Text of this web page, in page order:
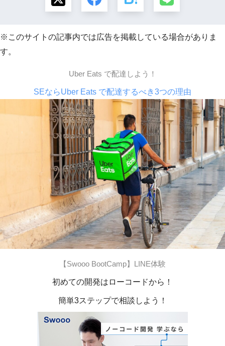
※このサイトの記事内では広告を掲載している場合がありま
す。
Uber Eats で配達しよう！
SEならUber Eats で配達するべき3つの理由
【Swooo BootCamp】LINE体験
初めての開発はローコードから！
簡単3ステップで相談しよう！